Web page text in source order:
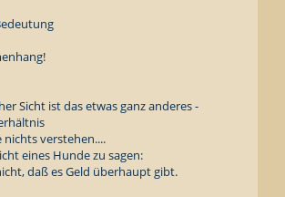
Sicht ist das etwas ganz anderes -
verstehen....
eines Hunde zu sagen:
daß es Geld überhaupt gibt.